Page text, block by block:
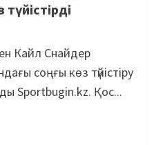
Кайл Снайдер
соңғы көз түйістіру
Sportbugin.kz. Қос...